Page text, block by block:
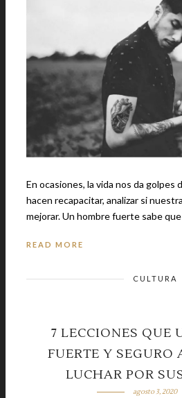
En ocasiones, la vida nos da golpes
hacen recapacitar, analizar si
mejorar. Un hombre fuerte sabe
READ MORE
CULTURA
7 LECCIONES QUE
FUERTE Y SEGURO
LUCHAR POR
agosto 3, 2020